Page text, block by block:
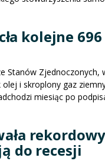
kolejne
Stanów
i skroplony gaz
miesiąc po
do recesji